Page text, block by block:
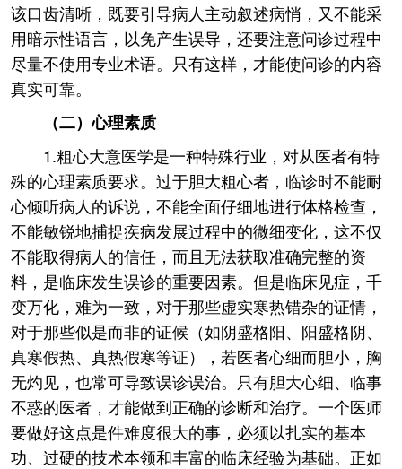
该口齿清晰，既要引导病人主动叙述病悄，又不能采
用暗示性语言，以免产生误导，还要注意问诊过程中
尽量不使用专业术语。只有这样，才能使问诊的内容
真实可靠。
（二）心理素质
1.粗心大意医学是一种特殊行业，对从医者有特
殊的心理素质要求。过于胆大粗心者，临诊时不能耐
心倾听病人的诉说，不能全面仔细地进行体格检查，
不能敏锐地捕捉疾病发展过程中的微细变化，这不仅
不能取得病人的信任，而且无法获取准确完整的资
料，是临床发生误诊的重要因素。但是临床见症，千
变万化，难为一致，对于那些虚实寒热错杂的证情，
对于那些似是而非的证候（如阴盛格阳、阳盛格阴、
真寒假热、真热假寒等证），若医者心细而胆小，胸
无灼见，也常可导致误诊误治。只有胆大心细、临事
不惑的医者，才能做到正确的诊断和治疗。一个医师
要做好这点是件难度很大的事，必须以扎实的基本
功、过硬的技术本领和丰富的临床经验为基础。正如